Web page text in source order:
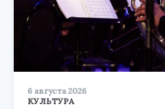
6 августа 2026
КУЛЬТУРА